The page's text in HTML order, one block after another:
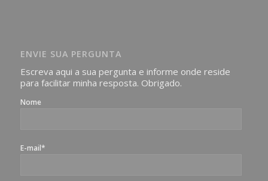
identificação da pessoa fotografada.
ENVIE SUA PERGUNTA
Escreva aqui a sua pergunta e informe onde reside
para facilitar minha resposta. Obrigado.
Nome
E-mail*